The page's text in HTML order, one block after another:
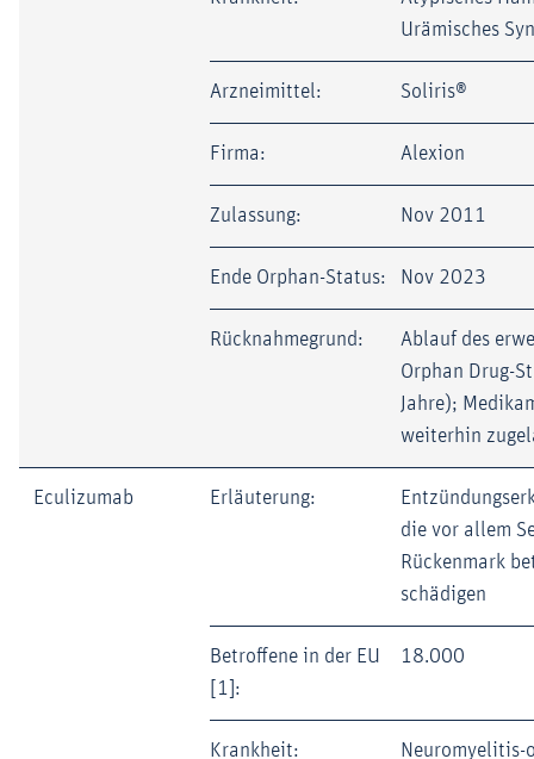
Urämisches
Arzneimittel: Soliris®
Firma: Alexion
Zulassung: Nov 2011
Ende Orphan-Status: Nov 2023
Rücknahmegrund:
Ablauf des
Orphan Drug-
Jahre);
weiterhin
Eculizumab Erläuterung:
die vor allem
Rückenmark
schädigen
Betroffene in der EU
[1]:
18.000
Krankheit: Neuromyelitis-